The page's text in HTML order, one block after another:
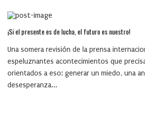
¡Si el presente es de lucha, el futuro es nuestro!
Una somera revisión de la prensa
espeluznantes acontecimientos que
orientados a eso: generar un miedo, una
desesperanza...